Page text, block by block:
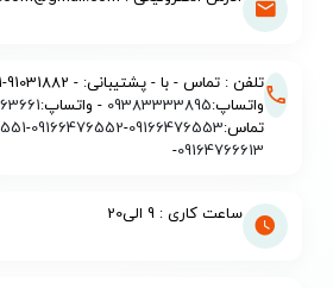
واتساپ:09383333895 - واتساپ:
تماس:09166476553
-
09166476552
-
09164766613
-
ساعت کاری : 9 الی20